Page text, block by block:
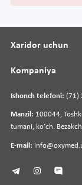
Ishonch telefoni: (71)
Manzil: 100044,
tumani, koʻch.
E-mail:
Xaridor uchun
Kompaniya